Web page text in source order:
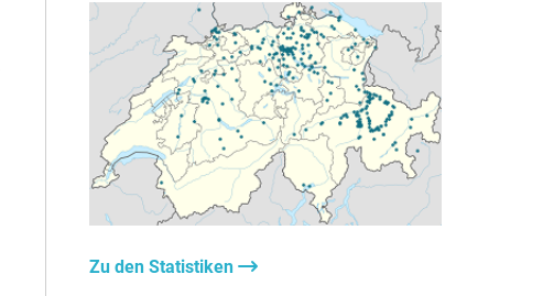
Zu den Statistiken